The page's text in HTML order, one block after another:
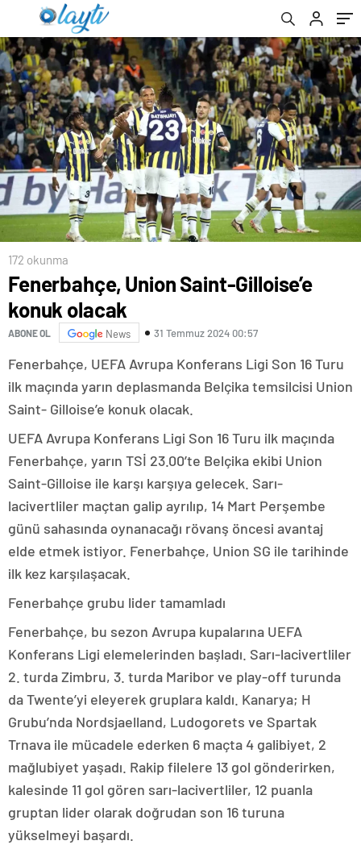
172 okunma
Fenerbahçe, Union Saint-Gilloise’e
konuk olacak
ABONE OL News 31 Temmuz 2024 00:57
Fenerbahçe, UEFA Avrupa Konferans Ligi Son 16 Turu
ilk maçında yarın deplasmanda Belçika temsilcisi Union
Saint- Gilloise’e konuk olacak.
UEFA Avrupa Konferans Ligi Son 16 Turu ilk maçında
Fenerbahçe, yarın TSİ 23.00’te Belçika ekibi Union
Saint-Gilloise ile karşı karşıya gelecek. Sarı-
lacivertliler maçtan galip ayrılıp, 14 Mart Perşembe
günü sahasında oynanacağı rövanş öncesi avantaj
elde etmek istiyor. Fenerbahçe, Union SG ile tarihinde
ilk kez karşılaşacak.
Fenerbahçe grubu lider tamamladı
Fenerbahçe, bu sezon Avrupa kupalarına UEFA
Konferans Ligi elemelerinden başladı. Sarı-lacivertliler
2. turda Zimbru, 3. turda Maribor ve play-off turunda
da Twente’yi eleyerek gruplara kaldı. Kanarya; H
Grubu’nda Nordsjaelland, Ludogorets ve Spartak
Trnava ile mücadele ederken 6 maçta 4 galibiyet, 2
mağlubiyet yaşadı. Rakip filelere 13 gol gönderirken,
kalesinde 11 gol gören sarı-lacivertliler, 12 puanla
gruptan lider olarak doğrudan son 16 turuna
yükselmeyi başardı.